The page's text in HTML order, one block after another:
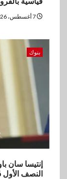
بنوك
النصف الأول 2026